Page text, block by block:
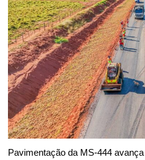
Pavimentação da MS-444